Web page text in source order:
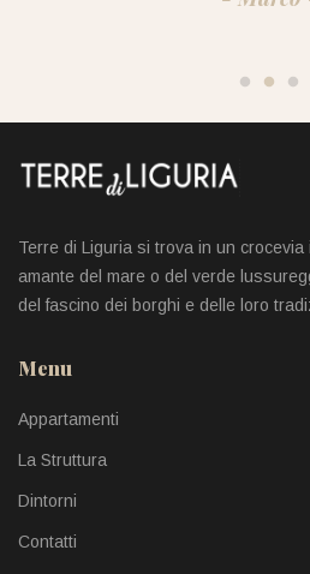
Terre di Liguria si trova in un
amante del mare o del verde
del fascino dei borghi e delle loro
Menu
Appartamenti
La Struttura
Dintorni
Contatti